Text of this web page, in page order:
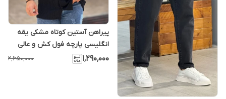
پیراهن آستین کوتاه مشکی یقه
انگلیسی پارچه فول کش و عالی
۲۰۲۶
۱٬۲۹۰٬۰۰۰ ۲٬۶۵۰٬۰۰۰